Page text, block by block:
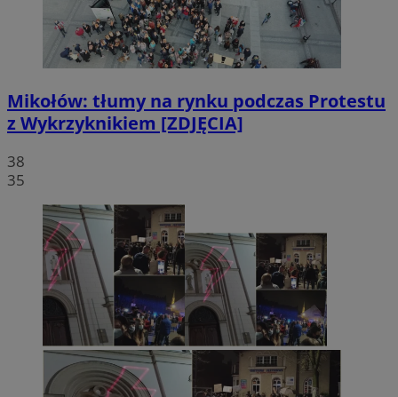
Mikołów: tłumy na rynku podczas Protestu
z Wykrzyknikiem [ZDJĘCIA]
38
35